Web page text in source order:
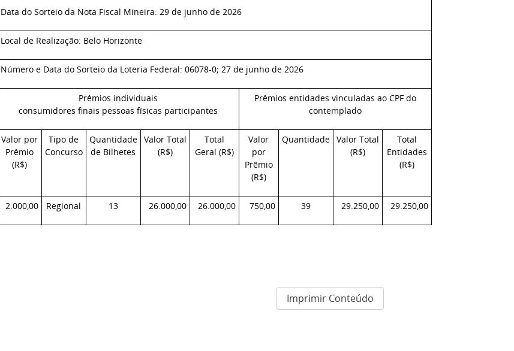
Data do Sorteio da Nota Fiscal Mineira: 29 de junho de 2026
Local de Realização: Belo Horizonte
Número e Data do Sorteio da Loteria Federal: 06078-0; 27 de junho de 2026
Prêmios individuais
consumidores finais pessoas físicas participantes
Prêmios entidades vinculadas ao CPF do
contemplado
Valor por
Prêmio
(R$)
Tipo de
Concurso
Quantidade
de Bilhetes
Valor Total
(R$)
Total
Geral (R$)
Valor
por
Prêmio
(R$)
Quantidade Valor Total
(R$)
Total
Entidades
(R$)
2.000,00 Regional 13 26.000,00 26.000,00 750,00 39 29.250,00 29.250,00
Imprimir Conteúdo